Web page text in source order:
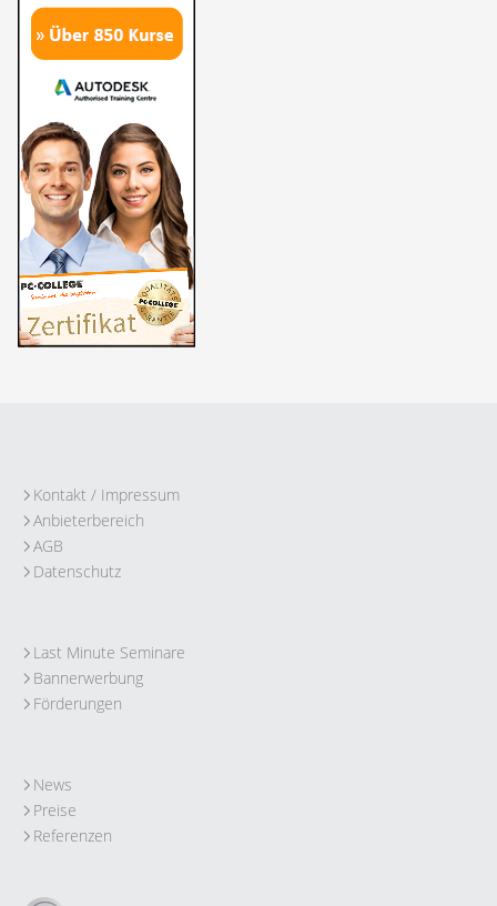
Kontakt / Impressum
Anbieterbereich
AGB
Datenschutz
Last Minute Seminare
Bannerwerbung
Förderungen
News
Preise
Referenzen